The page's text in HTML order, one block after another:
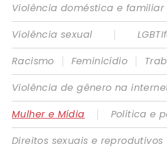
Violência doméstica e familiar
Violência sexual
|
Racismo
| Feminicídio |
Violência de gênero na
Mulher e Mídia
|
Política e
Direitos sexuais e reprodutivos